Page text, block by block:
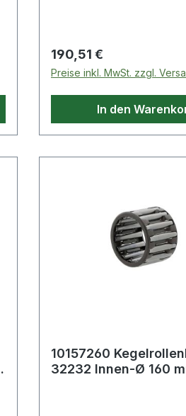
Regulärer Preis:
190,51 €
Preise inkl. MwSt. zzgl.
In den
10157260
32232 Innen-Ø 160